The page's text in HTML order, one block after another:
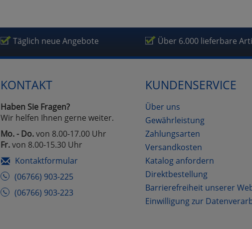
Täglich neue Angebote Über 6.000 lieferbare
KONTAKT
Haben Sie Fragen?
Wir helfen Ihnen gerne weiter.
Mo. - Do.von 8.00-17.00 Uhr
Fr.von 8.00-15.30 Uhr
Kontaktformular
(06766) 903-225
(06766) 903-223
KUNDENSERVICE
Über uns
Gewährleistung
Zahlungsarten
Versandkosten
Katalog anfordern
Direktbestellung
Barrierefreiheit unserer
Einwilligung zur